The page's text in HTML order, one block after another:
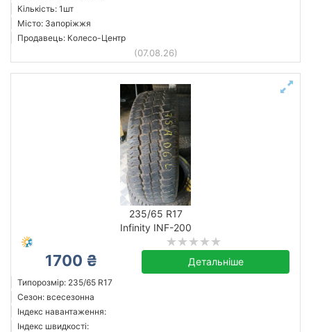
Кількість: 1шт
Місто: Запоріжжя
Продавець: Колесо-Центр
(07.08.26)
235/65 R17
Infinity INF-200
1700 ₴ Детальніше
Типорозмір: 235/65 R17
Сезон: всесезонна
Індекс навантаження:
Індекс швидкості: